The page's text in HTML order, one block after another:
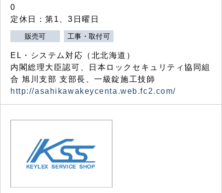
0
定休日：第1、3日曜日
販売可 工事・取付可
EL・システム対応（北北海道）
内閣総理大臣認可、日本ロックセキュリティ協同組
合 旭川支部 支部長、一級錠施工技師
http://asahikawakeycenta.web.fc2.com/